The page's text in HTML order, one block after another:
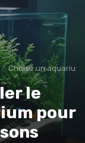
Choisir un aquarium
le
pour